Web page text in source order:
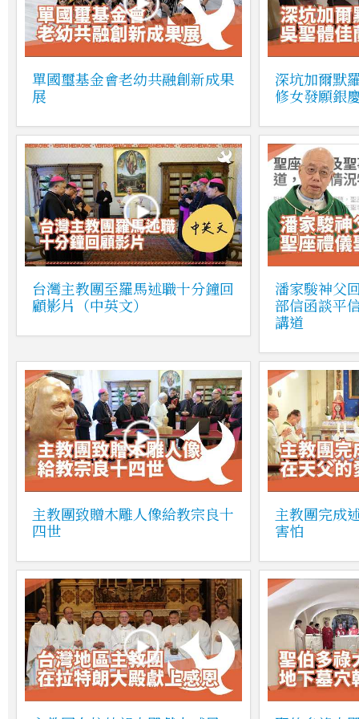
單國璽基金會老幼共融創新成果
展
深坑加爾默
修女發願銀
台灣主教團至羅馬述職十分鐘回
顧影片（中英文）
潘家駿神父
部信函談平
講道
主教團致贈木雕人像給教宗良十
四世
主教團完成
害怕